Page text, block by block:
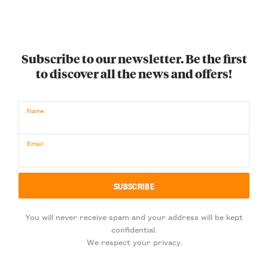
Subscribe to our newsletter. Be the first
to discover all the news and offers!
Name
Email
You will never receive spam and your address will be kept
confidential.
We respect your privacy.